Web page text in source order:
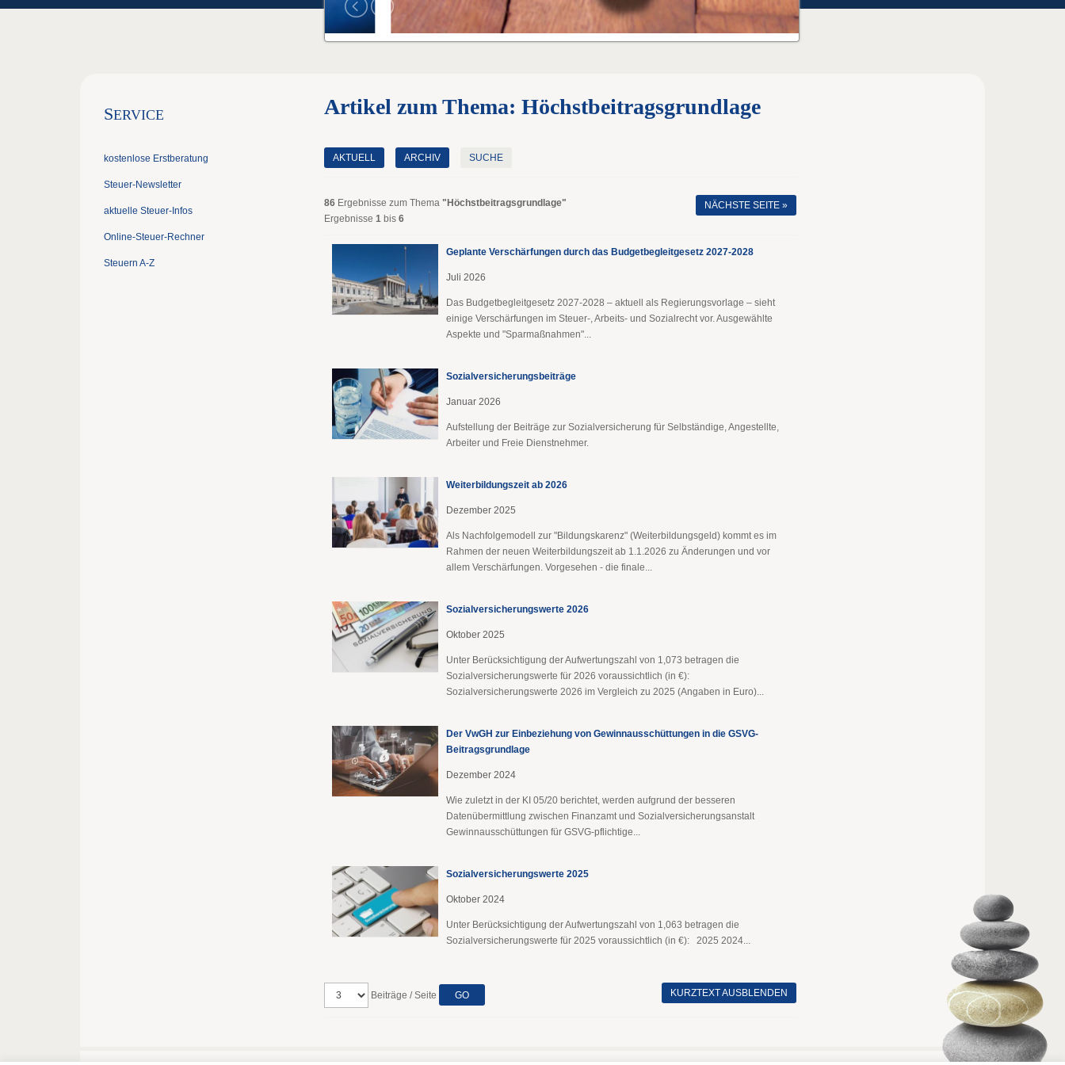
SERVICE
kostenlose Erstberatung
Steuer-Newsletter
aktuelle Steuer-Infos
Online-Steuer-Rechner
Steuern A-Z
Artikel zum Thema: Höchstbeitragsgrundlage
AKTUELL ARCHIV SUCHE
86Ergebnisse zum Thema "Höchstbeitragsgrundlage"
Ergebnisse 1bis 6
NÄCHSTE SEITE »
Geplante Verschärfungen durch das Budgetbegleitgesetz 2027-2028
Juli 2026
Das Budgetbegleitgesetz 2027-2028 – aktuell als Regierungsvorlage – sieht
einige Verschärfungen im Steuer-, Arbeits- und Sozialrecht vor. Ausgewählte
Aspekte und "Sparmaßnahmen"...
Sozialversicherungsbeiträge
Januar 2026
Aufstellung der Beiträge zur Sozialversicherung für Selbständige, Angestellte,
Arbeiter und Freie Dienstnehmer.
Weiterbildungszeit ab 2026
Dezember 2025
Als Nachfolgemodell zur "Bildungskarenz" (Weiterbildungsgeld) kommt es im
Rahmen der neuen Weiterbildungszeit ab 1.1.2026 zu Änderungen und vor
allem Verschärfungen. Vorgesehen - die finale...
Sozialversicherungswerte 2026
Oktober 2025
Unter Berücksichtigung der Aufwertungszahl von 1,073 betragen die
Sozialversicherungswerte für 2026 voraussichtlich (in €):
Sozialversicherungswerte 2026 im Vergleich zu 2025 (Angaben in Euro)...
Der VwGH zur Einbeziehung von Gewinnausschüttungen in die GSVG-
Beitragsgrundlage
Dezember 2024
Wie zuletzt in der KI 05/20 berichtet, werden aufgrund der besseren
Datenübermittlung zwischen Finanzamt und Sozialversicherungsanstalt
Gewinnausschüttungen für GSVG-pflichtige...
Sozialversicherungswerte 2025
Oktober 2024
Unter Berücksichtigung der Aufwertungszahl von 1,063 betragen die
Sozialversicherungswerte für 2025 voraussichtlich (in €): 2025 2024...
Beiträge / Seite KURZTEXT AUSBLENDEN